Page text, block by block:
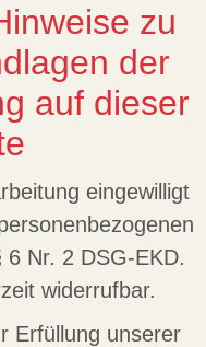
zu
der
auf dieser
eingewilligt
Nr. 2 DSG-EKD.
widerrufbar.
Erfüllung unserer